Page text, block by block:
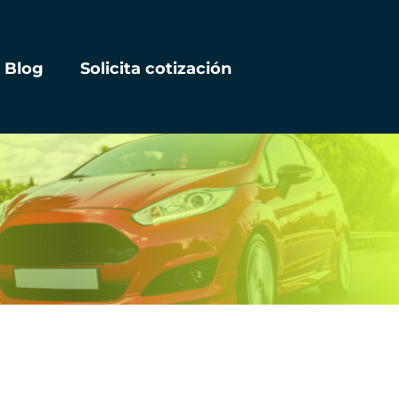
Blog Solicita cotización